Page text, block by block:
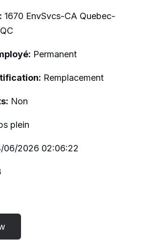
1670 EnvSvcs-CA Quebec-
Permanent
Remplacement
Non
plein
06/2026 02:06:22